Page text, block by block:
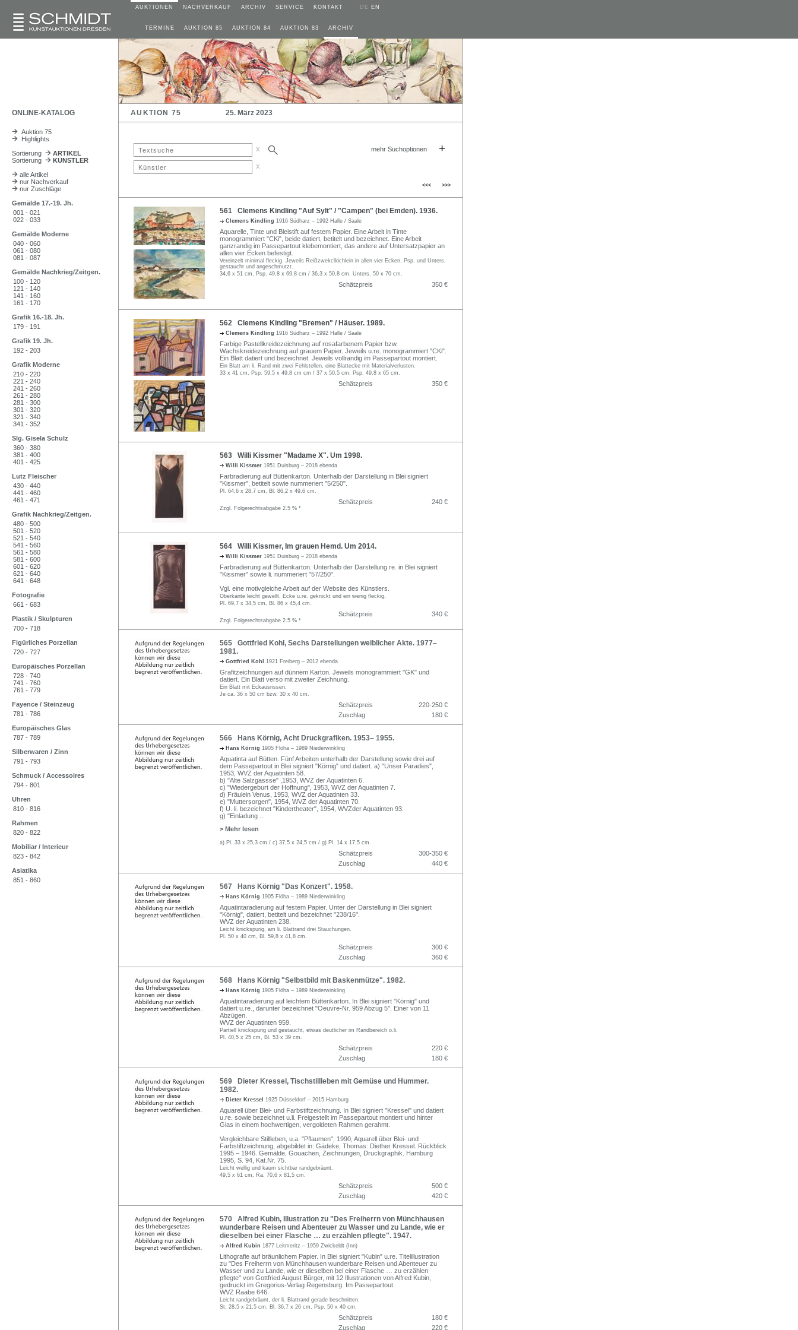
AUKTIONEN NACHVERKAUF ARCHIV SERVICE KONTAKT DE EN
TERMINE AUKTION 85 AUKTION 84 AUKTION 83 ARCHIV
ONLINE-KATALOG AUKTION 75 25. März 2023
Auktion 75
Highlights
Sortierung
ARTIKEL
Sortierung
KÜNSTLER
alle Artikel
nur Nachverkauf
nur Zuschläge
Gemälde 17.-19. Jh.
001 - 021
022 - 033
Gemälde Moderne
040 - 060
061 - 080
081 - 087
Gemälde Nachkrieg/Zeitgen.
100 - 120
121 - 140
141 - 160
161 - 170
Grafik 16.-18. Jh.
179 - 191
Grafik 19. Jh.
192 - 203
Grafik Moderne
210 - 220
221 - 240
241 - 260
261 - 280
281 - 300
301 - 320
321 - 340
341 - 352
Slg. Gisela Schulz
360 - 380
381 - 400
401 - 425
Lutz Fleischer
430 - 440
441 - 460
461 - 471
Grafik Nachkrieg/Zeitgen.
480 - 500
501 - 520
521 - 540
541 - 560
561 - 580
581 - 600
601 - 620
621 - 640
641 - 648
Fotografie
661 - 683
Plastik / Skulpturen
700 - 718
Figürliches Porzellan
720 - 727
Europäisches Porzellan
728 - 740
741 - 760
761 - 779
Fayence / Steinzeug
781 - 786
Europäisches Glas
787 - 789
Silberwaren / Zinn
791 - 793
Schmuck / Accessoires
794 - 801
Uhren
810 - 816
Rahmen
820 - 822
Mobiliar / Interieur
823 - 842
Asiatika
851 - 860
x mehr Suchoptionen +
x
<<< >>>
561 Clemens Kindling "Auf Sylt" / "Campen" (bei Emden). 1936.
Clemens Kindling 1916 Südharz – 1992 Halle / Saale
Aquarelle, Tinte und Bleistift auf festem Papier. Eine Arbeit in Tinte
monogrammiert "CKi", beide datiert, betitelt und bezeichnet. Eine Arbeit
ganzrandig im Passepartout klebemontiert, das andere auf Untersatzpapier an
allen vier Ecken befestigt.
Vereinzelt minimal fleckig. Jeweils Reißzwekcllöchlein in allen vier Ecken. Psp. und Unters.
gestaucht und angeschmutzt.
34,6 x 51 cm, Psp. 49,8 x 69,8 cm / 36,3 x 50,8 cm, Unters. 50 x 70 cm.
Schätzpreis 350 €
562 Clemens Kindling "Bremen" / Häuser. 1989.
Clemens Kindling 1916 Südharz – 1992 Halle / Saale
Farbige Pastellkreidezeichnung auf rosafarbenem Papier bzw.
Wachskreidezeichnung auf grauem Papier. Jeweils u.re. monogrammiert "CKi".
Ein Blatt datiert und bezeichnet. Jeweils vollrandig im Passepartout montiert.
Ein Blatt am li. Rand mit zwei Fehlstellen, eine Blattecke mit Materialverlusten.
33 x 41 cm, Psp. 59,5 x 49,8 cm cm / 37 x 50,5 cm, Psp. 49,8 x 65 cm.
Schätzpreis 350 €
563 Willi Kissmer "Madame X". Um 1998.
Willi Kissmer 1951 Duisburg – 2018 ebenda
Farbradierung auf Büttenkarton. Unterhalb der Darstellung in Blei signiert
"Kissmer", betitelt sowie nummeriert "5/250".
Pl. 64,6 x 28,7 cm, Bl. 86,2 x 49,6 cm.
Schätzpreis 240 €
Zzgl. Folgerechtsabgabe 2.5 % *
564 Willi Kissmer, Im grauen Hemd. Um 2014.
Willi Kissmer 1951 Duisburg – 2018 ebenda
Farbradierung auf Büttenkarton. Unterhalb der Darstellung re. in Blei signiert
"Kissmer" sowie li. nummeriert "57/250".
Vgl. eine motivgleiche Arbeit auf der Website des Künstlers.
Oberkante leicht gewellt. Ecke u.re. geknickt und ein wenig fleckig.
Pl. 69,7 x 34,5 cm, Bl. 86 x 45,4 cm.
Schätzpreis 340 €
Zzgl. Folgerechtsabgabe 2.5 % *
565 Gottfried Kohl, Sechs Darstellungen weiblicher Akte. 1977–
1981.
Gottfried Kohl 1921 Freiberg – 2012 ebenda
Grafitzeichnungen auf dünnem Karton. Jeweils monogrammiert "GK" und
datiert. Ein Blatt verso mit zweiter Zeichnung.
Ein Blatt mit Eckausrissen.
Je ca. 36 x 50 cm bzw. 30 x 40 cm.
Schätzpreis
220-250 €
Zuschlag
180 €
566 Hans Körnig, Acht Druckgrafiken. 1953– 1955.
Hans Körnig 1905 Flöha – 1989 Niederwinkling
Aquatinta auf Bütten. Fünf Arbeiten unterhalb der Darstellung sowie drei auf
dem Passepartout in Blei signiert "Körnig" und datiert. a) "Unser Paradies",
1953, WVZ der Aquatinten 58.
b) "Alte Salzgassse" ,1953, WVZ der Aquatinten 6.
c) "Wiedergeburt der Hoffnung", 1953, WVZ der Aquatinten 7.
d) Fräulein Venus, 1953, WVZ der Aquatinten 33.
e) "Muttersorgen", 1954, WVZ der Aquatinten 70.
f) U. li. bezeichnet "Kindertheater", 1954, WVZder Aquatinten 93.
g) "Einladung
> Mehr lesen
a) Pl. 33 x 25,3 cm / c) 37,5 x 24,5 cm / g) Pl. 14 x 17,5 cm.
Schätzpreis
300-350 €
Zuschlag
440 €
567 Hans Körnig "Das Konzert". 1958.
Hans Körnig 1905 Flöha – 1989 Niederwinkling
Aquatintaradierung auf festem Papier. Unter der Darstellung in Blei signiert
"Körnig", datiert, betitelt und bezeichnet "238/16".
WVZ der Aquatinten 238.
Leicht knickspurig, am li. Blattrand drei Stauchungen.
Pl. 50 x 40 cm, Bl. 59,8 x 41,8 cm.
Schätzpreis
300 €
Zuschlag
360 €
568 Hans Körnig "Selbstbild mit Baskenmütze". 1982.
Hans Körnig 1905 Flöha – 1989 Niederwinkling
Aquatintaradierung auf leichtem Büttenkarton. In Blei signiert "Körnig" und
datiert u.re., darunter bezeichnet "Oeuvre-Nr. 959 Abzug 5". Einer von 11
Abzügen.
WVZ der Aquatinten 959.
Partiell knickspurig und gestaucht, etwas deutlicher im Randbereich o.li.
Pl. 40,5 x 25 cm, Bl. 53 x 39 cm.
Schätzpreis
220 €
Zuschlag
180 €
569 Dieter Kressel, Tischstillleben mit Gemüse und Hummer.
1982.
Dieter Kressel 1925 Düsseldorf – 2015 Hamburg
Aquarell über Blei- und Farbstiftzeichnung. In Blei signiert "Kressel" und datiert
u.re. sowie bezeichnet u.li. Freigestellt im Passepartout montiert und hinter
Glas in einem hochwertigen, vergoldeten Rahmen gerahmt.
Vergleichbare Stillleben, u.a. "Pflaumen", 1990, Aquarell über Blei- und
Farbstiftzeichnung, abgebildet in: Gädeke, Thomas: Diether Kressel. Rückblick
1995 – 1946. Gemälde, Gouachen, Zeichnungen, Druckgraphik. Hamburg
1995, S. 94, Kat.Nr. 75.
Leicht wellig und kaum sichtbar randgebräunt.
49,5 x 61 cm, Ra. 70,6 x 81,5 cm.
Schätzpreis
500 €
Zuschlag
420 €
570 Alfred Kubin, Illustration zu "Des Freiherrn von Münchhausen
wunderbare Reisen und Abenteuer zu Wasser und zu Lande, wie er
dieselben bei einer Flasche … zu erzählen pflegte". 1947.
Alfred Kubin 1877 Leitmeritz – 1959 Zwickeldt (Inn)
Lithografie auf bräunlichem Papier. In Blei signiert "Kubin" u.re. Titelillustration
zu "Des Freiherrn von Münchhausen wunderbare Reisen und Abenteuer zu
Wasser und zu Lande, wie er dieselben bei einer Flasche … zu erzählen
pflegte" von Gottfried August Bürger, mit 12 Illustrationen von Alfred Kubin,
gedruckt im Gregorius-Verlag Regensburg. Im Passepartout.
WVZ Raabe 646.
Leicht randgebräunt, der li. Blattrand gerade beschnitten.
St. 28,5 x 21,5 cm, Bl. 36,7 x 26 cm, Psp. 50 x 40 cm.
Schätzpreis
180 €
Zuschlag
220 €